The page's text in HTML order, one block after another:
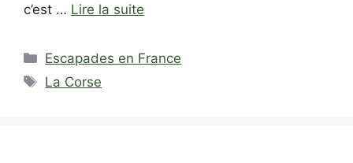
c’est … Lire la suite
Catégories
Escapades en France
Étiquettes
La Corse